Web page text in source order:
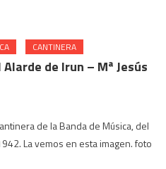
CANTINERA
de Irun – Mª Jesús
de la Banda de Música, del
La vemos en esta imagen. foto